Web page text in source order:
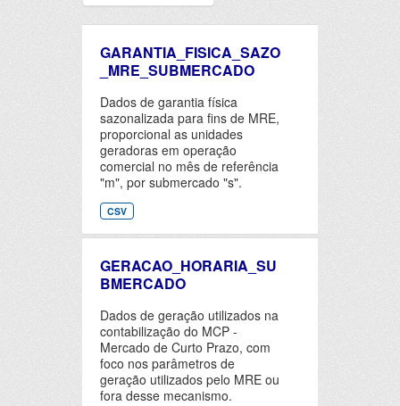
GARANTIA_FISICA_SAZO
_MRE_SUBMERCADO
Dados de garantia física
sazonalizada para fins de MRE,
proporcional as unidades
geradoras em operação
comercial no mês de referência
"m", por submercado "s".
CSV
GERACAO_HORARIA_SU
BMERCADO
Dados de geração utilizados na
contabilização do MCP -
Mercado de Curto Prazo, com
foco nos parâmetros de
geração utilizados pelo MRE ou
fora desse mecanismo.